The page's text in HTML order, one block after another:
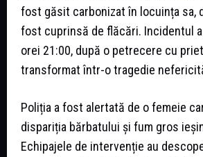
fost găsit carbonizat în locuința sa,
fost cuprinsă de flăcări. Incidentul
orei 21:00, după o petrecere cu
transformat într-o tragedie
Poliția a fost alertată de o femeie
dispariția bărbatului și fum gros
Echipajele de intervenție au